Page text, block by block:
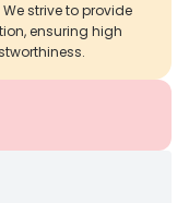
strive to provide
ensuring high